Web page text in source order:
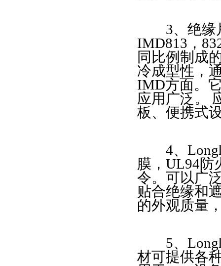
4、LonghuaPC-
ROHS指令。可以广
870-
5、LonghuaPC-813
6、LonghuaPC-
由在线瑕疵扫描仪对
缺陷，不仅是LED/
3、绝缘片
IMD813，
同比例制成
冷成型性，
IMD方面。
应用广泛。
板、便携式
4、
膜，UL94防
令。可以广
贴合绝缘和
的外观质量
5、
材可提供各